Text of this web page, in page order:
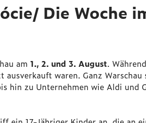
Die Woche
am 1., 2. und 3. August.
waren. Ganz
hin zu Unternehmen wie Aldi und